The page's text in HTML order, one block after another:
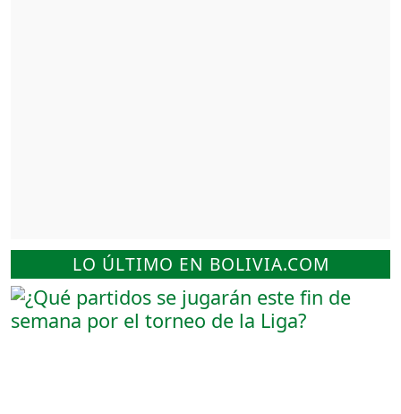
LO ÚLTIMO EN BOLIVIA.COM